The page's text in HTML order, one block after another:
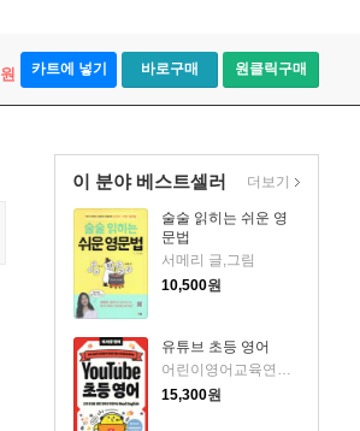
원 카트에 넣기 바로구매 원클릭구매
이 분야 베스트셀러
술술 읽히는 쉬운 영
문법
서메리 글,그림
10,500원
유튜브 초등 영어
15,300원
더보기